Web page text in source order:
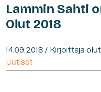
Lammin Sahti
Olut 2018
14.09.2018 / Kirjoittaja
Uutiset